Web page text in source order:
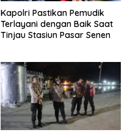
Kapolri Pastikan Pemudik
Terlayani dengan Baik Saat
Tinjau Stasiun Pasar Senen